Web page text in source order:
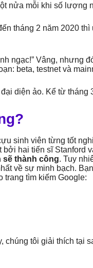
nửa mỗi khi số
tháng 2 năm 2020
ngạc!” Vâng, nhưng
beta, testnet và
diện ảo. Kể từ tháng
sinh viên từng tốt
hai tiến sĩ Stanford
sẽ thành công. Tuy
về sự minh bạch.
tìm kiếm Google:
chúng tôi giải thích